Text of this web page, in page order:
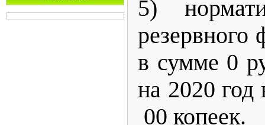
5)
резервного
в сумме 0
на 2020
00 копеек.